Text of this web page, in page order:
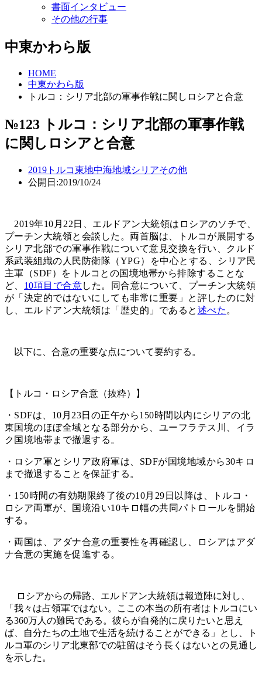
書面インタビュー
その他の行事
中東かわら版
HOME
中東かわら版
トルコ：シリア北部の軍事作戦に関しロシアと合意
№123 トルコ：シリア北部の軍事作戦
に関しロシアと合意
2019 トルコ東地中海地域シリアその他
公開日:2019/10/24
2019年10月22日、エルドアン大統領はロシアのソチで、
プーチン大統領と会談した。両首脳は、トルコが展開する
シリア北部での軍事作戦について意見交換を行い、クルド
系武装組織の人民防衛隊（YPG）を中心とする、シリア民
主軍（SDF）をトルコとの国境地帯から排除することな
ど、 10項目で合意した。同合意について、プーチン大統領
が「決定的ではないにしても非常に重要」と評したのに対
し、エルドアン大統領は「歴史的」であると 述べた 。
以下に、合意の重要な点について要約する。
【トルコ・ロシア合意（抜粋）】
・SDFは、10月23日の正午から150時間以内にシリアの北
東国境のほぼ全域となる部分から、ユーフラテス川、イラ
ク国境地帯まで撤退する。
・ロシア軍とシリア政府軍は、SDFが国境地域から30キロ
まで撤退することを保証する。
・150時間の有効期限終了後の10月29日以降は、トルコ・
ロシア両軍が、国境沿い10キロ幅の共同パトロールを開始
する。
・両国は、アダナ合意の重要性を再確認し、ロシアはアダ
ナ合意の実施を促進する。
ロシアからの帰路、エルドアン大統領は報道陣に対し、
「我々は占領軍ではない。ここの本当の所有者はトルコにい
る360万人の難民である。彼らが自発的に戻りたいと思え
ば、自分たちの土地で生活を続けることができる」とし、ト
ルコ軍のシリア北東部での駐留はそう長くはないとの見通し
を示した。